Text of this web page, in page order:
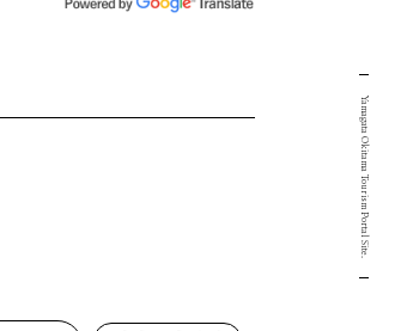
Yamagata Okitama Tourism Portal Site.